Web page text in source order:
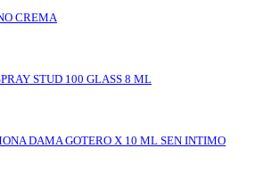
CREMA
STUD 100 GLASS 8 ML
DAMA GOTERO X 10 ML SEN INTIMO